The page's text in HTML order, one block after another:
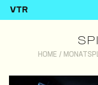
VTR
HOME /